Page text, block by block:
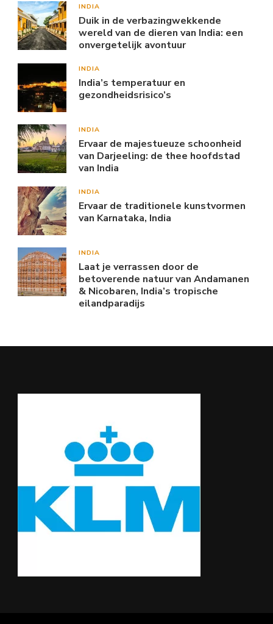
INDIA
Duik in de verbazingwekkende
wereld van de dieren van India: een
onvergetelijk avontuur
INDIA
India’s temperatuur en
gezondheidsrisico’s
INDIA
Ervaar de majestueuze schoonheid
van Darjeeling: de thee hoofdstad
van India
INDIA
Ervaar de traditionele kunstvormen
van Karnataka, India
INDIA
Laat je verrassen door de
betoverende natuur van Andamanen
& Nicobaren, India’s tropische
eilandparadijs